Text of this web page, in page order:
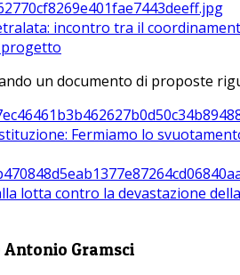
incontro tra il
un documento di proposte
Fermiamo lo
lotta contro la devastazione
Gramsci